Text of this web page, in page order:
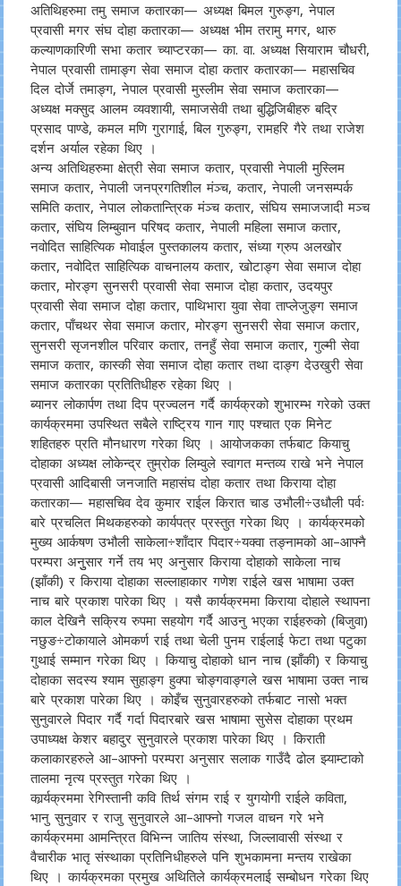
अतिथिहरुमा तमु समाज कतारका— अध्यक्ष बिमल गुरुङ्ग, नेपाल
प्रवासी मगर संघ दोहा कतारका— अध्यक्ष भीम तरामु मगर, थारु
कल्याणकारिणी सभा कतार च्याप्टरका— का. वा. अध्यक्ष सियाराम चौधरी,
नेपाल प्रवासी तामाङ्ग सेवा समाज दोहा कतार कतारका— महासचिव
दिल दोर्जे तमाङ्ग, नेपाल प्रवासी मुस्लीम सेवा समाज कतारका—
अध्यक्ष मक्सुद आलम व्यवशायी, समाजसेवी तथा बुद्धिजिबीहरु बद्रि
प्रसाद पाण्डे, कमल मणि गुरागाई, बिल गुरुङ्ग, रामहरि गैरे तथा राजेश
दर्शन अर्याल रहेका थिए ।
अन्य अतिथिहरुमा क्षेत्री सेवा समाज कतार, प्रवासी नेपाली मुस्लिम
समाज कतार, नेपाली जनप्रगतिशील मंञ्च, कतार, नेपाली जनसम्पर्क
समिति कतार, नेपाल लोकतान्त्रिक मंञ्च कतार, संघिय समाजजादी मञ्च
कतार, संघिय लिम्बुवान परिषद कतार, नेपाली महिला समाज कतार,
नवोदित साहित्यिक मोवाईल पुस्तकालय कतार, संध्या ग्रुप अलखोर
कतार, नवोदित साहित्यिक वाचनालय कतार, खोटाङ्ग सेवा समाज दोहा
कतार, मोरङ्ग सुनसरी प्रवासी सेवा समाज दोहा कतार, उदयपुर
प्रवासी सेवा समाज दोहा कतार, पाथिभारा युवा सेवा ताप्लेजुङ्ग समाज
कतार, पाँचथर सेवा समाज कतार, मोरङ्ग सुनसरी सेवा समाज कतार,
सुनसरी सृजनशील परिवार कतार, तनहुँ सेवा समाज कतार, गुल्मी सेवा
समाज कतार, कास्की सेवा समाज दोहा कतार तथा दाङ्ग देउखुरी सेवा
समाज कतारका प्रतितिधीहरु रहेका थिए ।
ब्यानर लोकार्पण तथा दिप प्रज्वलन गर्दै कार्यक्रको शुभारम्भ गरेको उक्त
कार्यक्रममा उपस्थित सबैले राष्ट्रिय गान गाए पश्चात एक मिनेट
शहितहरु प्रति मौनधारण गरेका थिए । आयोजकका तर्फबाट कियाचु
दोहाका अध्यक्ष लोकेन्द्र तुम्रोक लिम्वुले स्वागत मन्तव्य राखे भने नेपाल
प्रवासी आदिबासी जनजाति महासंघ दोहा कतार तथा किराया दोहा
कतारका— महासचिव देव कुमार राईल किरात चाड उभौली÷उधौली पर्वः
बारे प्रचलित मिथकहरुको कार्यपत्र प्रस्तुत गरेका थिए । कार्यक्रमको
मुख्य आर्कषण उभौली साकेला÷शाँदार पिदार÷यक्वा तङ्नामको आ–आफ्नै
परम्परा अनुुसार गर्ने तय भए अनुसार किराया दोहाको साकेला नाच
(झाँकी) र किराया दोहाका सल्लाहाकार गणेश राईले खस भाषामा उक्त
नाच बारे प्रकाश पारेका थिए । यसै कार्यक्रममा किराया दोहाले स्थापना
काल देखिनै सक्रिय रुपमा सहयोग गर्दै आउनु भएका राईहरुको (बिजुवा)
नछुङ÷टोकायाले ओमकर्ण राई तथा चेली पुनम राईलाई फेटा तथा पटुका
गुथाई सम्मान गरेका थिए । कियाचु दोहाको धान नाच (झाँकी) र कियाचु
दोहाका सदस्य श्याम सुहाङ्ग हुक्पा चोङ्गवाङ्गले खस भाषामा उक्त नाच
बारे प्रकाश पारेका थिए । कोइँच सुनुवारहरुको तर्फबाट नासो भक्त
सुनुवारले पिदार गर्दै गर्दा पिदारबारे खस भाषामा सुसेस दोहाका प्रथम
उपाध्यक्ष केशर बहादुर सुनुवारले प्रकाश पारेका थिए । किराती
कलाकारहरुले आ–आफ्नो परम्परा अनुसार सलाक गाउँदै ढोल झ्याम्टाको
तालमा नृत्य प्रस्तुत गरेका थिए ।
कार्र्यक्रममा रेगिस्तानी कवि तिर्थ संगम राई र युगयोगी राईले कविता,
भानु सुनुवार र राजु सुनुवारले आ–आफ्नो गजल वाचन गरे भने
कार्यक्रममा आमन्त्रित विभिन्न जातिय संस्था, जिल्लावासी संस्था र
वैचारीक भातृ संस्थाका प्रतिनिधीहरुले पनि शुभकामना मन्तय राखेका
थिए । कार्यक्रमका प्रमुख अथितिले कार्यक्रमलाई सम्बोधन गरेका थिए